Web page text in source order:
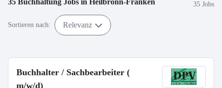
35 Buchhaltung Jobs in Heilbronn-Franken 35 Jobs
Sortieren nach: Relevanz
Buchhalter / Sachbearbeiter (
m/w/d)